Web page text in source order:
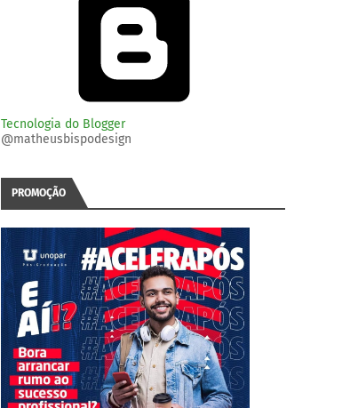
Tecnologia do Blogger
@matheusbispodesign
PROMOÇÃO